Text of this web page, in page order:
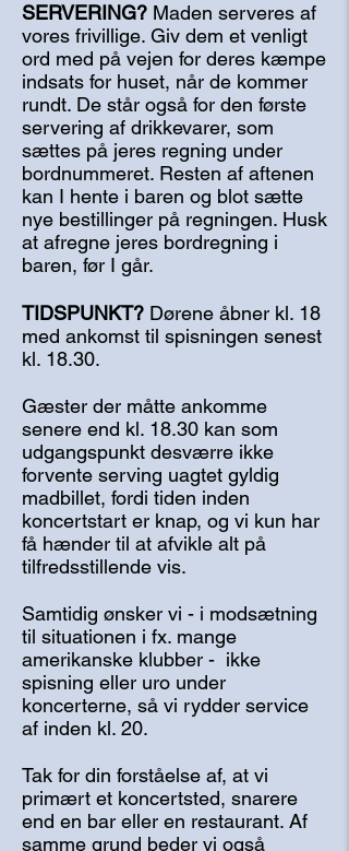
SERVERING? Maden serveres af
vores frivillige. Giv dem et venligt
ord med på vejen for deres kæmpe
indsats for huset, når de kommer
rundt. De står også for den første
servering af drikkevarer, som
sættes på jeres regning under
bordnummeret. Resten af aftenen
kan I hente i baren og blot sætte
nye bestillinger på regningen. Husk
at afregne jeres bordregning i
baren, før I går.
TIDSPUNKT? Dørene åbner kl. 18
med ankomst til spisningen senest
kl. 18.30.
Gæster der måtte ankomme
senere end kl. 18.30 kan som
udgangspunkt desværre ikke
forvente serving uagtet gyldig
madbillet, fordi tiden inden
koncertstart er knap, og vi kun har
få hænder til at afvikle alt på
tilfredsstillende vis.
Samtidig ønsker vi - i modsætning
til situationen i fx. mange
amerikanske klubber - ikke
spisning eller uro under
koncerterne, så vi rydder service
af inden kl. 20.
Tak for din forståelse af, at vi
primært et koncertsted, snarere
end en bar eller en restaurant. Af
samme grund beder vi også